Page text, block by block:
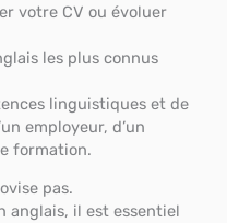
votre CV ou évoluer
les plus connus
linguistiques et de
employeur, d’un
formation.
pas.
anglais, il est essentiel